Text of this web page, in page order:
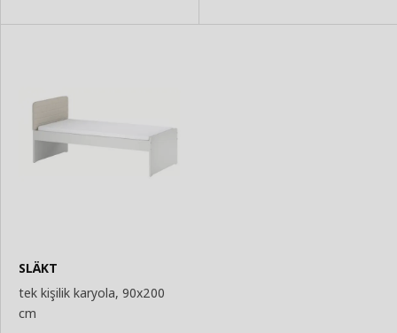
SLÄKT
tek kişilik karyola, 90x200
cm